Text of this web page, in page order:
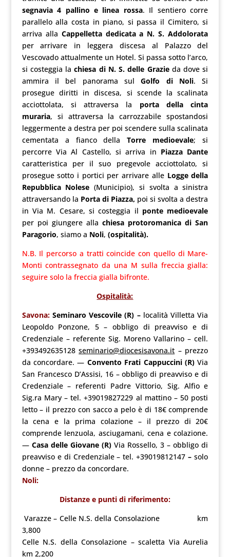
segnavia 4 pallino e linea rossa. Il sentiero corre
parallelo alla costa in piano, si passa il Cimitero, si
arriva alla Cappelletta dedicata a N. S. Addolorata
per arrivare in leggera discesa al Palazzo del
Vescovado attualmente un Hotel. Si passa sotto l’arco,
si costeggia lachiesa di N. S. delle Grazieda dove si
ammira il bel panorama sulGolfo di Noli. Si
prosegue diritti in discesa, si scende la scalinata
acciottolata, si attraversa la porta della cinta
muraria, si attraversa la carrozzabile spostandosi
leggermente a destra per poi scendere sulla scalinata
cementata a fianco dellaTorre medioevale; si
percorre Via Al Castello, si arriva in Piazza Dante
caratteristica per il suo pregevole acciottolato, si
prosegue sotto i portici per arrivare alle Logge della
Repubblica Nolese (Municipio), si svolta a sinistra
attraversando la Porta di Piazza, poi si svolta a destra
in Via M. Cesare, si costeggia il ponte medioevale
per poi giungere allachiesa protoromanica di San
Paragorio, siamo a Noli, (ospitalità).
N.B. Il percorso a tratti coincide con quello di Mare-
Monti contrassegnato da una M sulla freccia gialla:
seguire solo la freccia gialla bifronte.
Ospitalità:
Savona: Seminaro Vescovile (R) –località Villetta Via
Leopoldo Ponzone, 5 – obbligo di preavviso e di
Credenziale – referente Sig. Moreno Vallarino – cell.
+393492635128seminario@diocesisavona.it – prezzo
da concordare. — Convento Frati Cappuccini (R)Via
San Francesco D’Assisi, 16 – obbligo di preavviso e di
Credenziale – referenti Padre Vittorio, Sig. Alfio e
Sig.ra Mary – tel. +39019827229 al mattino – 50 posti
letto – il prezzo con sacco a pelo è di 18€ comprende
la cena e la prima colazione – il prezzo di 20€
comprende lenzuola, asciugamani, cena e colazione.
— Casa delle Giovane (R)Via Rossello, 3 – obbligo di
preavviso e di Credenziale – tel. +39019812147 –solo
donne – prezzo da concordare.
Noli:
Distanze e punti di riferimento:
Varazze – Celle N.S. della Consolazione km
3,800
Celle N.S. della Consolazione – scaletta Via Aurelia
km 2,200